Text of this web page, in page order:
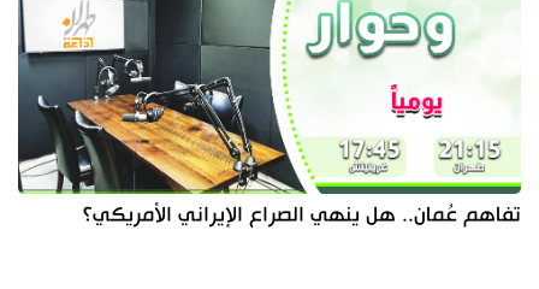
تفاهم عُمان.. هل ينهي الصراع الإيراني الأمريكي؟